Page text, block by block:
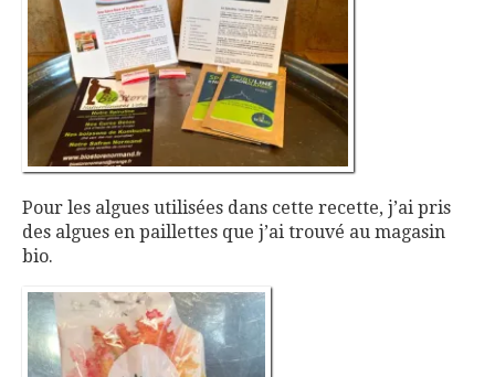
Pour les algues utilisées dans cette recette, j’ai pris
des algues en paillettes que j’ai trouvé au magasin
bio.